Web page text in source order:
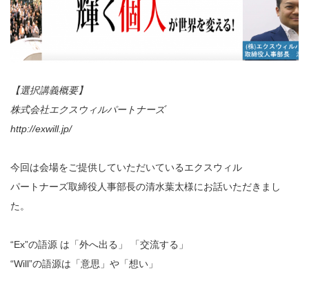
【選択講義概要】
株式会社エクスウィルパートナーズ
http://exwill.jp/
今回は会場をご提供していただいているエクスウィル
パートナーズ取締役人事部長の清水葉太様にお話いただきまし
た。
“Ex”の語源 は「外へ出る」 「交流する」
“Will”の語源は「意思」や「想い」